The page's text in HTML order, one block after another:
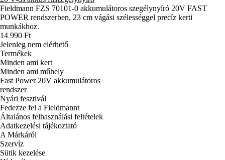
Fieldmann FZS 70101-0 akkumulátoros szegélynyíró 20V FAST
POWER rendszerben, 23 cm vágási szélességgel precíz kerti
munkákhoz.
14 990 Ft
Jelenleg nem elérhető
Termékek
Minden ami kert
Minden ami műhely
Fast Power 20V akkumulátoros
rendszer
Nyári fesztivál
Fedezze fel a Fieldmannt
Általános felhasználási feltételek
Adatkezelési tájékoztató
A Márkáról
Szervíz
Sütik kezelése